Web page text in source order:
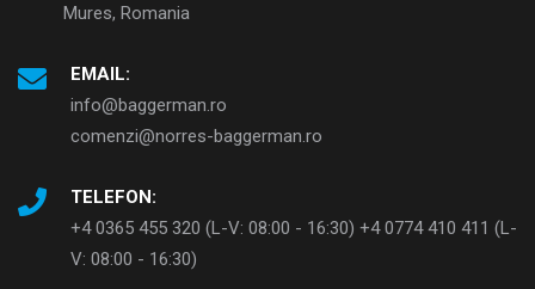
Mures, Romania
EMAIL:
info@baggerman.ro
comenzi@norres-baggerman.ro
TELEFON:
+4 0365 455 320 (L-V: 08:00 - 16:30) +4 0774 410 411 (L-
V: 08:00 - 16:30)